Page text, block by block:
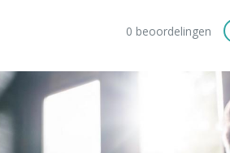
München Wenen
0 beoordelingen